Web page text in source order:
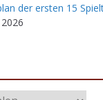
der ersten 15
2026